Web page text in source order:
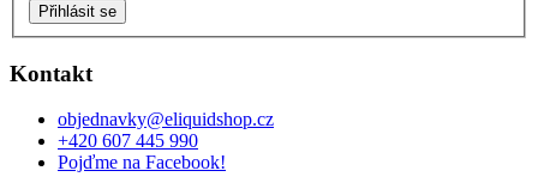
Přihlásit se
Kontakt
objednavky@eliquidshop.cz
+420 607 445 990
Pojďme na Facebook!